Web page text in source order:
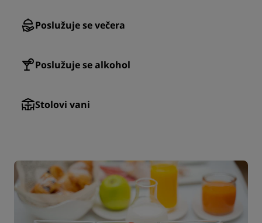
Poslužuje se večera
Poslužuje se alkohol
Stolovi vani